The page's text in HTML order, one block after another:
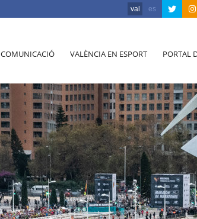
val es
COMUNICACIÓ VALÈNCIA EN ESPORT PORTAL